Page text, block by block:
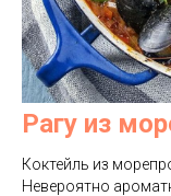
Рагу из
Коктейль из
Невероятно